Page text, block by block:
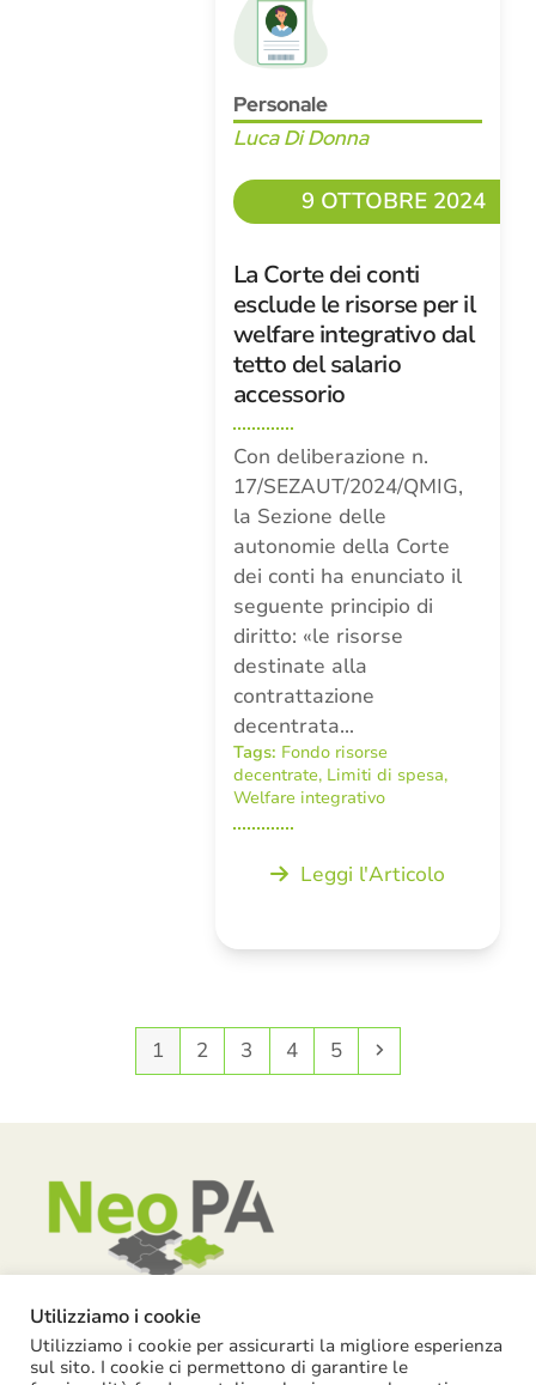
Personale
Luca Di Donna
9 OTTOBRE 2024
La Corte dei conti
esclude le risorse per il
welfare integrativo dal
tetto del salario
accessorio
Con deliberazione n.
17/SEZAUT/2024/QMIG,
la Sezione delle
autonomie della Corte
dei conti ha enunciato il
seguente principio di
diritto: «le risorse
destinate alla
contrattazione
decentrata…
Tags: Fondo risorse
decentrate, Limiti di spesa,
Welfare integrativo
Leggi l'Articolo
Pagina
1 Pagina
2 Pagina
3 Pagina
4 Pagina
5 Successivo
Piazza Garibaldi, 55 – 15121 Alessandria
Utilizziamo i cookie
Utilizziamo i cookie per assicurarti la migliore esperienza
sul sito. I cookie ci permettono di garantire le